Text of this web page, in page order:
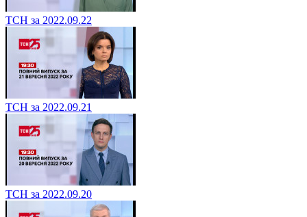
ТСН за 2022.09.22
ТСН за 2022.09.21
ТСН за 2022.09.20